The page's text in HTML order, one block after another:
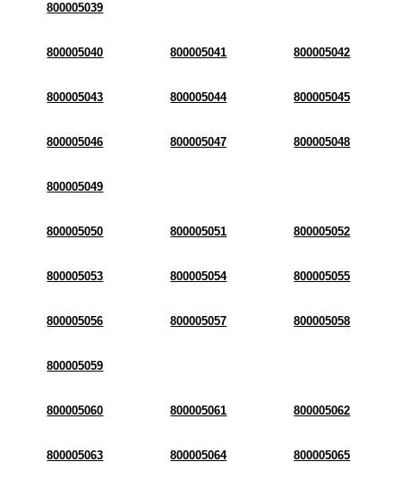
800005039
800005040 800005041 800005042
800005043 800005044 800005045
800005046 800005047 800005048
800005049
800005050 800005051 800005052
800005053 800005054 800005055
800005056 800005057 800005058
800005059
800005060 800005061 800005062
800005063 800005064 800005065